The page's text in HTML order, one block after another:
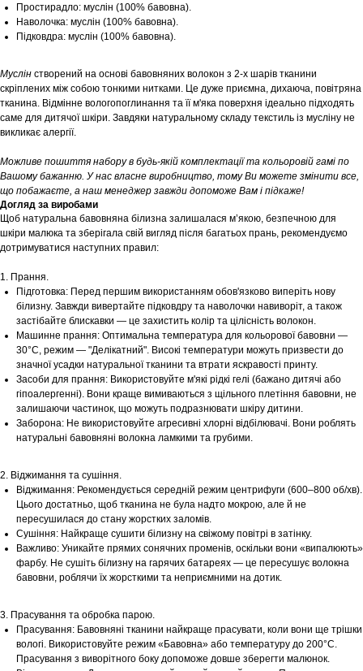
Простирадло: муслін (100% бавовна).
Наволочка: муслін (100% бавовна).
Підковдра: муслін (100% бавовна).
Муслін створений на основі бавовняних волокон з 2-х шарів тканини
скріплених між собою тонкими нитками. Це дуже приємна, дихаюча, повітряна
тканина. Відмінне вологопоглинання та її м'яка поверхня ідеально підходять
саме для дитячої шкіри. Завдяки натуральному складу текстиль із мусліну не
викликає алергії.
Можливе пошиття набору в будь-якій комплектації та кольоровій гамі по
Вашому бажанню. У нас власне виробництво, тому Ви можете змінити все,
що побажаєте, а наш менеджер завжди допоможе Вам і підкаже!
Догляд за виробами
Щоб натуральна бавовняна білизна залишалася м’якою, безпечною для
шкіри малюка та зберігала свій вигляд після багатьох прань, рекомендуємо
дотримуватися наступних правил:
1. Прання.
Підготовка: Перед першим використанням обов'язково виперіть нову
білизну. Завжди вивертайте підковдру та наволочки навиворіт, а також
застібайте блискавки — це захистить колір та цілісність волокон.
Машинне прання: Оптимальна температура для кольорової бавовни —
30°С, режим — "Делікатний". Високі температури можуть призвести до
значної усадки натуральної тканини та втрати яскравості принту.
Засоби для прання: Використовуйте м'які рідкі гелі (бажано дитячі або
гіпоалергенні). Вони краще вимиваються з щільного плетіння бавовни, не
залишаючи частинок, що можуть подразнювати шкіру дитини.
Заборона: Не використовуйте агресивні хлорні відбілювачі. Вони роблять
натуральні бавовняні волокна ламкими та грубими.
2. Віджимання та сушіння.
Віджимання: Рекомендується середній режим центрифуги (600–800 об/хв).
Цього достатньо, щоб тканина не була надто мокрою, але й не
пересушилася до стану жорстких заломів.
Сушіння: Найкраще сушити білизну на свіжому повітрі в затінку.
Важливо: Уникайте прямих сонячних променів, оскільки вони «випалюють»
фарбу. Не сушіть білизну на гарячих батареях — це пересушує волокна
бавовни, роблячи їх жорсткими та неприємними на дотик.
3. Прасування та обробка парою.
Прасування: Бавовняні тканини найкраще прасувати, коли вони ще трішки
вологі. Використовуйте режим «Бавовна» або температуру до 200°С.
Прасування з виворітного боку допоможе довше зберегти малюнок.